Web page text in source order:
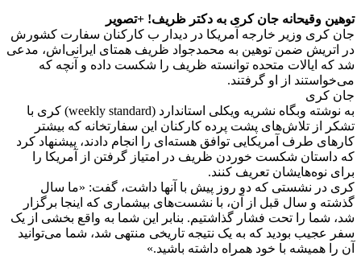
توهین وقیحانه جان کری به دکتر ظریف! +تصویر
جان کری وزیر خارجه آمریکا در دیدار ب کارکنان سفارت کشورش
در اتریش ضمن توهین به محمدجواد ظریف همتای ایرانی‌اش، مدعی
شد که ایالات متحده توانسته ظریف را شکست داده و آنچه که
می‌خواستند از او گرفتند.
جان کری
به نوشته وبگاه نشریه ویکلی استاندارد (weekly standard) کری با
تشکر از تلاش‌های پشت پرده کارکنان این سفارتخانه که بیشتر
کارهای طرف آمریکایی توافق هسته‌ای را انجام دادند، پیشنهاد کرد
که داستان شکست خوردن ظریف در امتیاز گرفتن از آمریکا را
برای نوه‌هایشان تعریف کنند.
کری در نشستی که دو روز پیش با آنها داشت، گفت: «ما سال
گذشته و سال قبل از آن، با نشست‌های بیشماری که اینجا برگزار
شد، شما را تحت فشار گذاشتیم. بنابر این شما به واقع بخشی از یک
سفر عجیب بودید که به یک نتیجه تاریخی منتهی شد، شما می‌توانید
آن را همیشه با خود همراه داشته باشید.»